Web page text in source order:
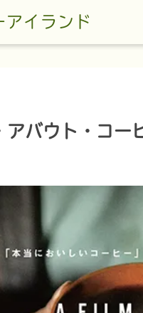
アイランド
アバウト・コー